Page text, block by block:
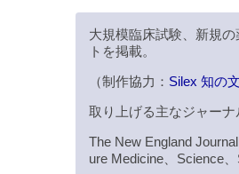
大規模臨床試験、新規
トを掲載。
（制作協力： Silex 知の
取り上げる主なジャーナ
The New England
ure Medicine、Science